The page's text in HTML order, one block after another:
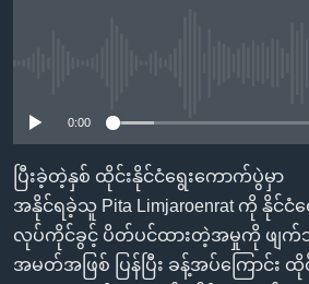
စာမျက်နှာ
သို့
ကျော်
ကြည့်
ဗွီအိုအေ လူမှုကွန်ယက်များ
0:00
ပြီးခဲ့တဲ့နှစ် ထိုင်းနိုင်ငံရွေးကောက်ပွဲမှာ
အနိုင်ရခဲ့သူ Pita Limjaroenrat ကို နိုင်ငံရ
လုပ်ကိုင်ခွင့် ပိတ်ပင်ထားတဲ့အမှုကို ဖျက်
အမတ်အဖြစ် ပြန်ပြီး ခန့်အပ်ကြောင်း ထို